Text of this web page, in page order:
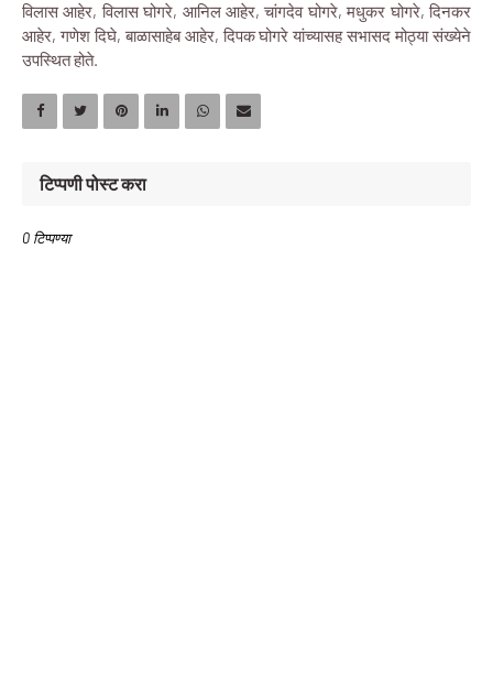
विलास आहेर, विलास घोगरे, आनिल आहेर, चांगदेव घोगरे, मधुकर घोगरे, दिनकर
आहेर, गणेश दिघे, बाळासाहेब आहेर, दिपक घोगरे यांच्यासह सभासद मोठ्या संख्येने
उपस्थित होते.
टिप्पणी पोस्ट करा
0 टिप्पण्या